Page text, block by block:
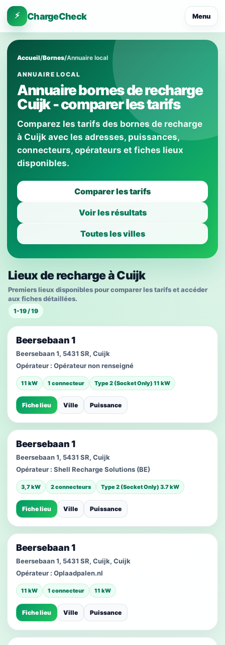
⚡ ChargeCheck Menu
Accueil/Bornes/Annuaire local
ANNUAIRE LOCAL
Annuaire bornes de recharge
Cuijk - comparer les tarifs
Comparez les tarifs des bornes de recharge
à Cuijk avec les adresses, puissances,
connecteurs, opérateurs et fiches lieux
disponibles.
Comparer les tarifs
Voir les résultats
Toutes les villes
Lieux de recharge à Cuijk
Premiers lieux disponibles pour comparer les tarifs et accéder
aux fiches détaillées.
1-19 / 19
Beersebaan 1
Beersebaan 1, 5431 SR, Cuijk
Opérateur : Opérateur non renseigné
11 kW 1 connecteur Type 2 (Socket Only) 11 kW
Fiche lieu Ville Puissance
Beersebaan 1
Beersebaan 1, 5431 SR, Cuijk
Opérateur : Shell Recharge Solutions (BE)
3,7 kW 2 connecteurs Type 2 (Socket Only) 3.7 kW
Fiche lieu Ville Puissance
Beersebaan 1
Beersebaan 1, 5431 SR, Cuijk, Cuijk
Opérateur : Oplaadpalen.nl
11 kW 1 connecteur 11 kW
Fiche lieu Ville Puissance